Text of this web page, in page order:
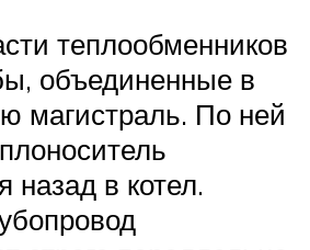
теплообменников
объединенные в
магистраль. По ней
назад в котел.